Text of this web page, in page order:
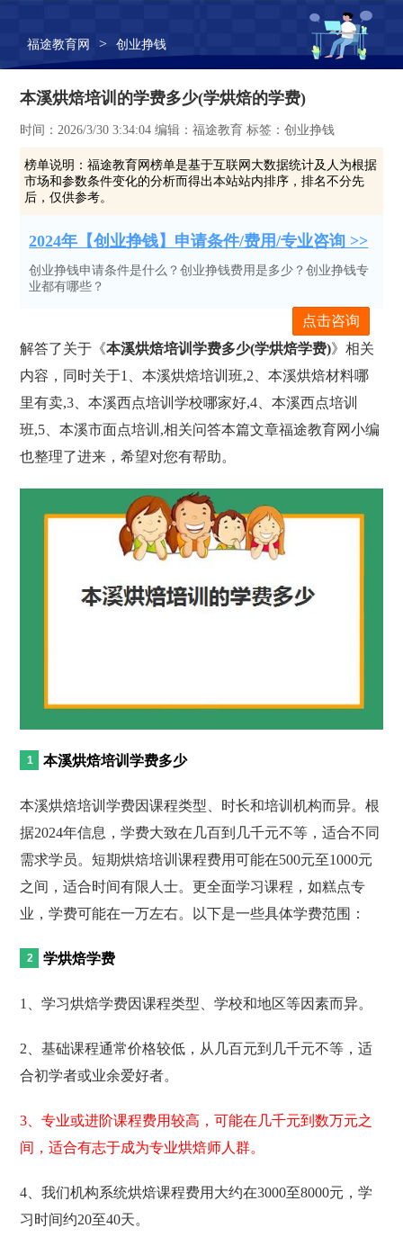
福途教育网 > 创业挣钱
本溪烘焙培训的学费多少(学烘焙的学费)
时间：2026/3/30 3:34:04 编辑：福途教育 标签：创业挣钱
榜单说明：福途教育网榜单是基于互联网大数据统计及人为根据
市场和参数条件变化的分析而得出本站站内排序，排名不分先
后，仅供参考。
2024年【创业挣钱】申请条件/费用/专业咨询 >>
创业挣钱申请条件是什么？创业挣钱费用是多少？创业挣钱专
业都有哪些？
点击咨询
解答了关于《本溪烘焙培训学费多少(学烘焙学费)》相关
内容，同时关于1、本溪烘焙培训班,2、本溪烘焙材料哪
里有卖,3、本溪西点培训学校哪家好,4、本溪西点培训
班,5、本溪市面点培训,相关问答本篇文章福途教育网小编
也整理了进来，希望对您有帮助。
本溪烘焙培训学费多少
本溪烘焙培训学费因课程类型、时长和培训机构而异。根
据2024年信息，学费大致在几百到几千元不等，适合不同
需求学员。短期烘焙培训课程费用可能在500元至1000元
之间，适合时间有限人士。更全面学习课程，如糕点专
业，学费可能在一万左右。以下是一些具体学费范围：
学烘焙学费
1、学习烘焙学费因课程类型、学校和地区等因素而异。
2、基础课程通常价格较低，从几百元到几千元不等，适
合初学者或业余爱好者。
3、专业或进阶课程费用较高，可能在几千元到数万元之
间，适合有志于成为专业烘焙师人群。
4、我们机构系统烘焙课程费用大约在3000至8000元，学
习时间约20至40天。